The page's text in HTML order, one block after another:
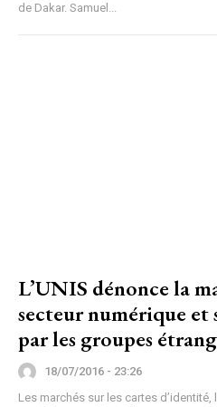
de Dakar. Samuel...
L’UNIS dénonce la
secteur numérique et
par les groupes
18/07/2016 - 23:26
Les marchés sur les cartes